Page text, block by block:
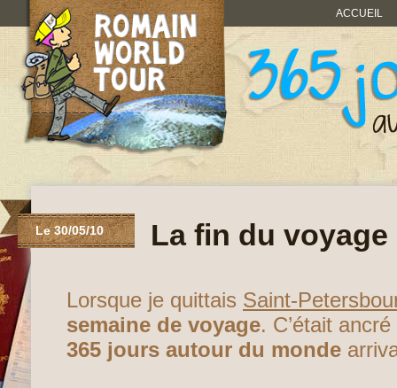
ACCUEIL
Le 30/05/10 La fin du
Lorsque je quittais Saint-
semaine de voyage. C’était
365 jours autour du monde